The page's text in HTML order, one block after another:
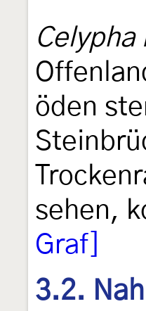
Celypha
öden
sehen,
Graf]
3.2.